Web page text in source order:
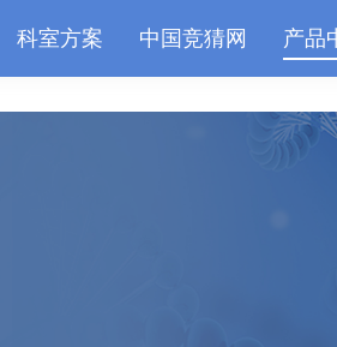
科室方案 中国竞猜网 产品